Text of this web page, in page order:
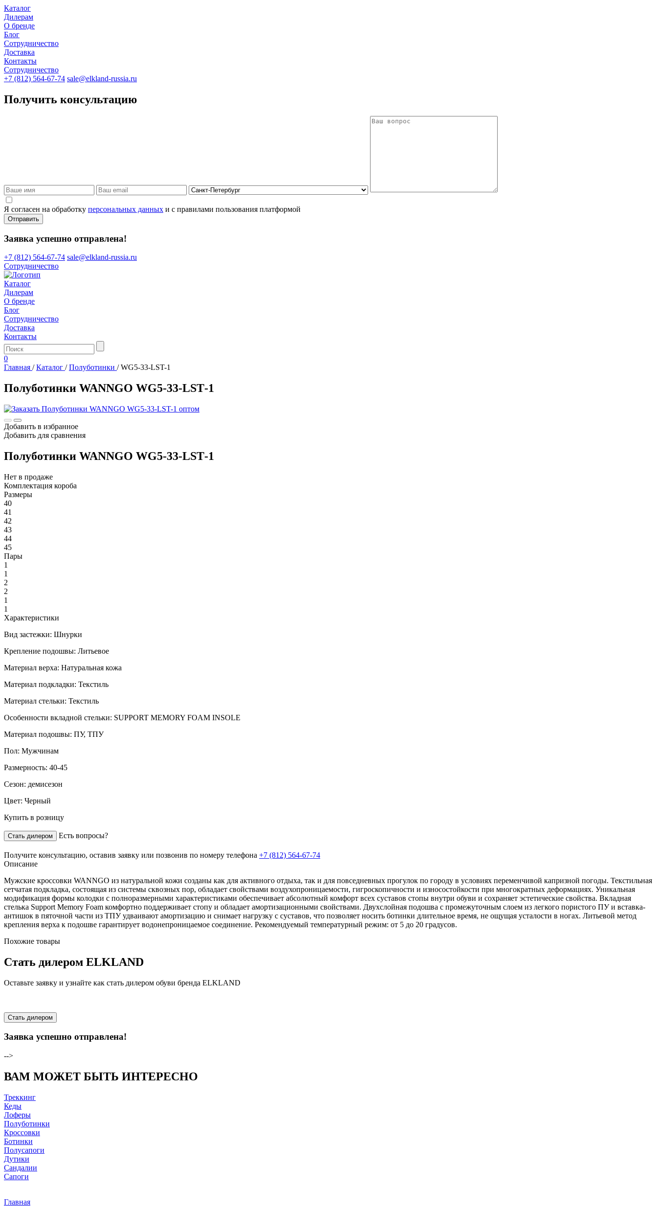
Каталог
Дилерам
О бренде
Блог
Сотрудничество
Доставка
Контакты
Сотрудничество
+7 (812) 564-67-74 sale@elkland-russia.ru
Получить консультацию
Я согласен на обработку персональных данных и с правилами пользования платформой
Отправить
Заявка успешно отправлена!
+7 (812) 564-67-74 sale@elkland-russia.ru
Сотрудничество
Каталог
Дилерам
О бренде
Блог
Сотрудничество
Доставка
Контакты
0
Главная / Каталог / Полуботинки / WG5-33-LST-1
Полуботинки WANNGO WG5‑33‑LST‑1
Добавить в избранное
Добавить для сравнения
Полуботинки WANNGO WG5‑33‑LST‑1
Нет в продаже
Комплектация короба
Размеры
40
41
42
43
44
45
Пары
1
1
2
2
1
1
Характеристики
Вид застежки: Шнурки
Крепление подошвы: Литьевое
Материал верха: Натуральная кожа
Материал подкладки: Текстиль
Материал стельки: Текстиль
Особенности вкладной стельки: SUPPORT MEMORY FOAM INSOLE
Материал подошвы: ПУ, ТПУ
Пол: Мужчинам
Размерность: 40-45
Сезон: демисезон
Цвет: Черный
Купить в розницу
Стать дилером Есть вопросы?
Получите консультацию, оставив заявку или позвонив по номеру телефона +7 (812) 564-67-74
Описание
Мужские кроссовки WANNGO из натуральной кожи созданы как для активного отдыха, так и для повседневных прогулок по городу в условиях переменчивой капризной погоды. Текстильная
сетчатая подкладка, состоящая из системы сквозных пор, обладает свойствами воздухопроницаемости, гигроскопичности и износостойкости при многократных деформациях. Уникальная
модификация формы колодки с полноразмерными характеристиками обеспечивает абсолютный комфорт всех суставов стопы внутри обуви и сохраняет эстетические свойства. Вкладная
стелька Support Memory Foam комфортно поддерживает стопу и обладает амортизационными свойствами. Двухслойная подошва с промежуточным слоем из легкого пористого ПУ и вставка-
антишок в пяточной части из ТПУ удваивают амортизацию и снимает нагрузку с суставов, что позволяет носить ботинки длительное время, не ощущая усталости в ногах. Литьевой метод
крепления верха к подошве гарантирует водонепроницаемое соединение. Рекомендуемый температурный режим: от 5 до 20 градусов.
Похожие товары
Стать дилером ELKLAND
Оставьте заявку и узнайте как стать дилером обуви бренда ELKLAND
Стать дилером
Заявка успешно отправлена!
-->
ВАМ МОЖЕТ БЫТЬ ИНТЕРЕСНО
Треккинг
Кеды
Лоферы
Полуботинки
Кроссовки
Ботинки
Полусапоги
Дутики
Сандалии
Сапоги
Главная